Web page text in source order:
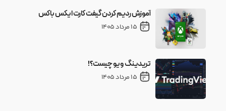
آموزش ردیم کردن گیفت کارت ایکس باکس
15 مرداد 1405
تریدینگ ویو چیست؟!
15 مرداد 1405